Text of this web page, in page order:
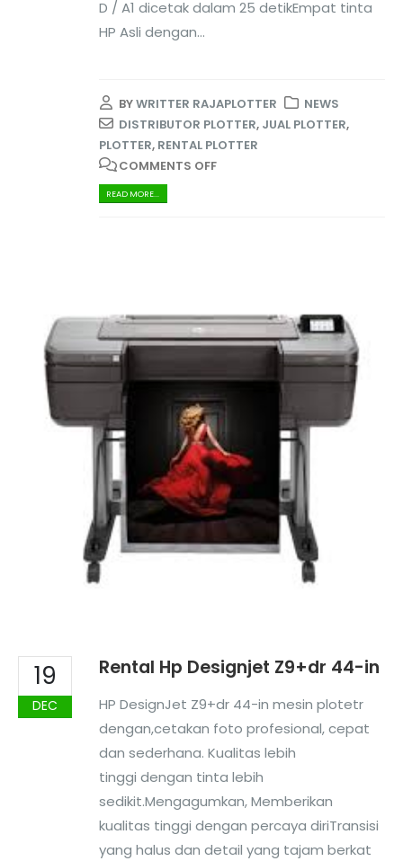
D / A1 dicetak dalam 25 detikEmpat tinta
HP Asli dengan...
BYWRITTER RAJAPLOTTER
NEWS
DISTRIBUTOR PLOTTER, JUAL PLOTTER,
PLOTTER, RENTAL PLOTTER
COMMENTS OFF
READ MORE...
19
DEC
Rental Hp Designjet Z9+dr 44-in
HP DesignJet Z9+dr 44-in mesin plotetr
dengan,cetakan foto profesional, cepat
dan sederhana. Kualitas lebih
tinggi dengan tinta lebih
sedikit.Mengagumkan, Memberikan
kualitas tinggi dengan percaya diriTransisi
yang halus dan detail yang tajam berkat